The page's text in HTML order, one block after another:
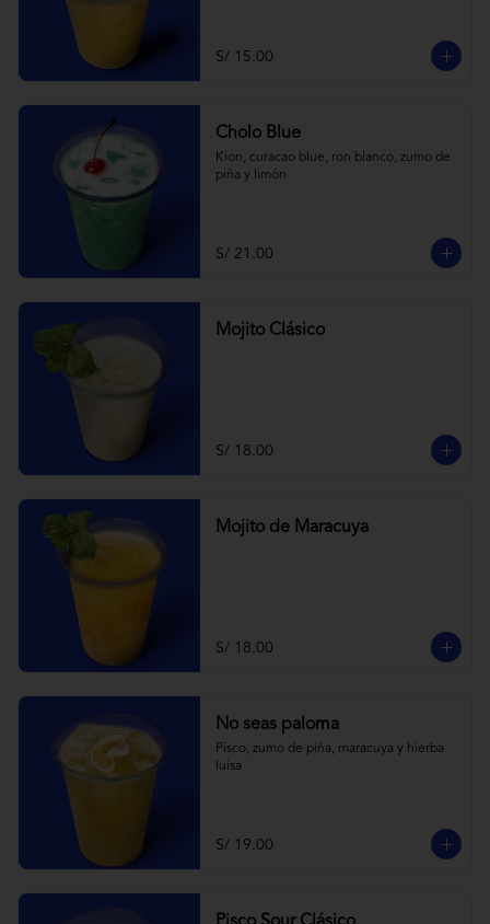
S/ 15.00
Cholo Blue
Kion, curacao blue, ron blanco, zumo de
piña y limón
S/ 21.00
Mojito Clásico
S/ 18.00
Mojito de Maracuya
S/ 18.00
No seas paloma
Pisco, zumo de piña, maracuya y hierba
luisa
S/ 19.00